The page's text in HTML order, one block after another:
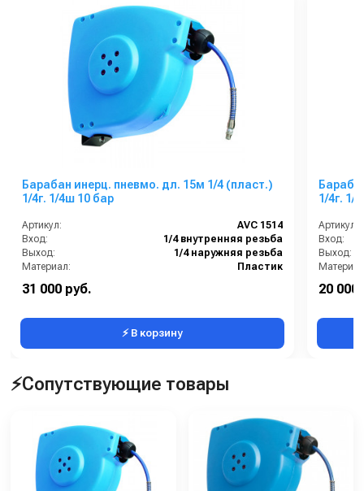
Барабан инерц. пневмо. дл. 15м 1/4 (пласт.)
1/4г. 1/4ш 10 бар
Артикул:
AVC 1514
Вход:
1/4 внутренняя резьба
Выход:
1/4 наружняя резьба
Материал:
Пластик
Вес, кг:
31 000 руб.
⚡ В корзину
1/4г. 1/
Артикул:
Вход:
Выход:
Вес, кг:
20 000
⚡Сопутствующие товары